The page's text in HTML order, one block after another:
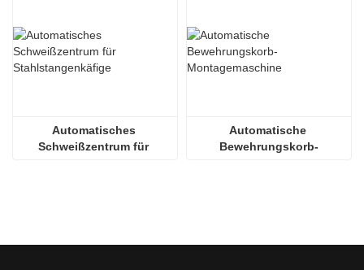
Automatisches
Schweißzentrum für
Automatische
Bewehrungskorb-